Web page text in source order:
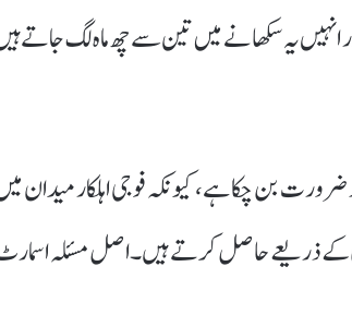
یہ سکھانے میں تین سے چھ ماہ لگ جاتے
بن چکا ہے، کیونکہ فوجی اہلکار میدان
کے ذریعے حاصل کرتے ہیں۔ اصل مسئلہ